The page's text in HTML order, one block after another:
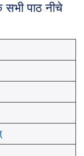
पाठ नीचे